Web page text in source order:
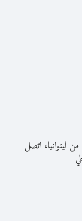
ليتوانيا، اتصل